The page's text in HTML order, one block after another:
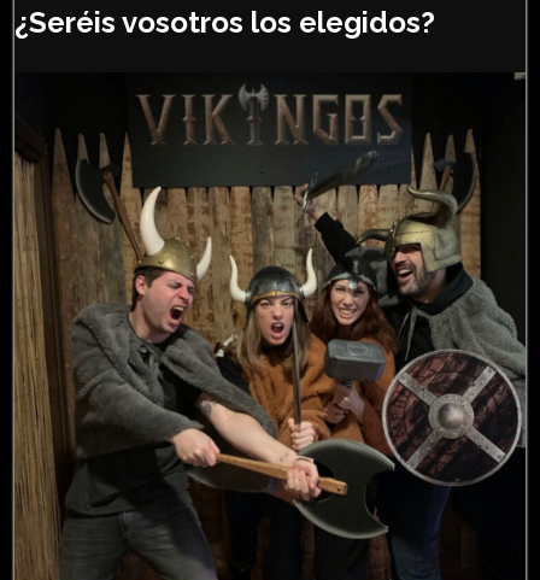
¿Seréis vosotros los elegidos?